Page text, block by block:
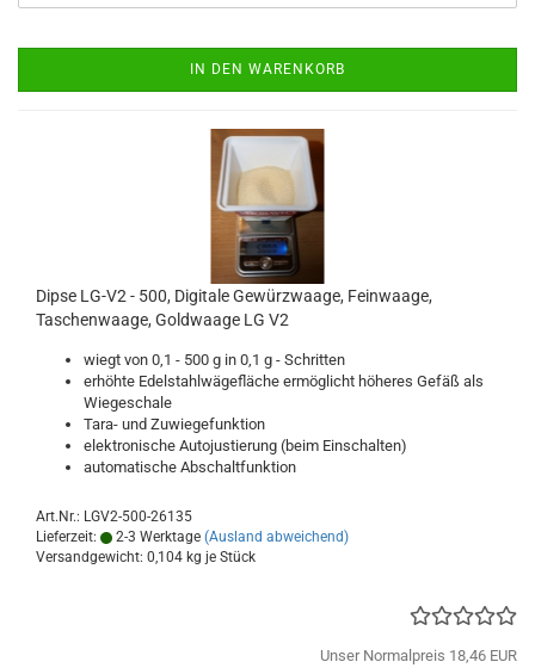
IN DEN WARENKORB
Dipse LG-V2 - 500, Digitale Gewürzwaage, Feinwaage,
Taschenwaage, Goldwaage LG V2
wiegt von 0,1 - 500 g in 0,1 g - Schritten
erhöhte Edelstahlwägefläche ermöglicht höheres Gefäß als
Wiegeschale
Tara- und Zuwiegefunktion
elektronische Autojustierung (beim Einschalten)
automatische Abschaltfunktion
Art.Nr.: LGV2-500-26135
Lieferzeit:
2-3 Werktage (Ausland abweichend)
Versandgewicht: 0,104 kg je Stück
Unser Normalpreis 18,46 EUR